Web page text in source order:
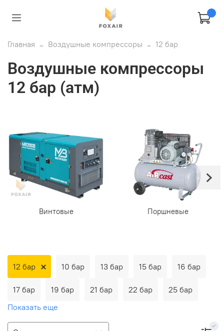
Главная Воздушные компрессоры 12 бар
Воздушные компрессоры
12 бар (атм)
Винтовые Поршневые
12 бар 10 бар 13 бар 15 бар 16 бар
17 бар 19 бар 21 бар 22 бар
25 бар
Показать еще